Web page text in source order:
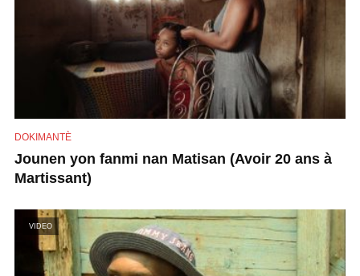
DOKIMANTÈ
Jounen yon fanmi nan Matisan (Avoir 20 ans à
Martissant)
VIDEO